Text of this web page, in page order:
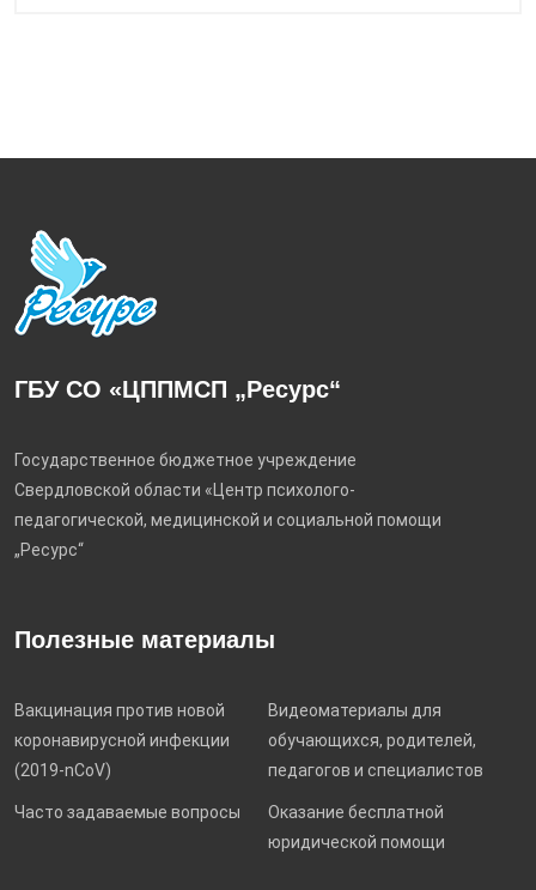
ГБУ СО «ЦППМСП „Ресурс“
Государственное бюджетное учреждение
Свердловской области «Центр психолого-
педагогической, медицинской и социальной помощи
„Ресурс“
Полезные материалы
Вакцинация против новой
коронавирусной инфекции
(2019-nCoV)
Видеоматериалы для
обучающихся, родителей,
педагогов и специалистов
Часто задаваемые вопросы
Оказание бесплатной
юридической помощи